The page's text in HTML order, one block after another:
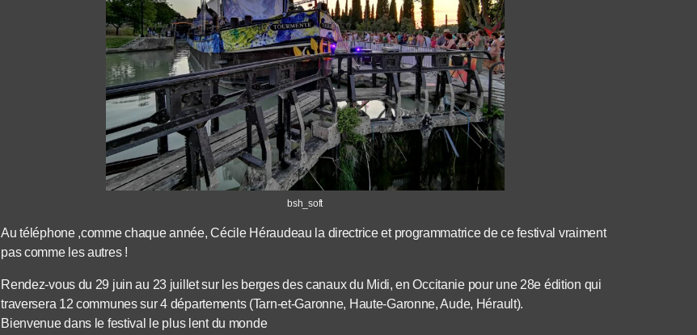
bsh_soft
Au téléphone ,comme chaque année, Cécile Héraudeau la directrice et programmatrice de ce festival vraiment
pas comme les autres !
Rendez-vous du 29 juin au 23 juillet sur les berges des canaux du Midi, en Occitanie pour une 28e édition qui
traversera 12 communes sur 4 départements (Tarn-et-Garonne, Haute-Garonne, Aude, Hérault).
Bienvenue dans le festival le plus lent du monde